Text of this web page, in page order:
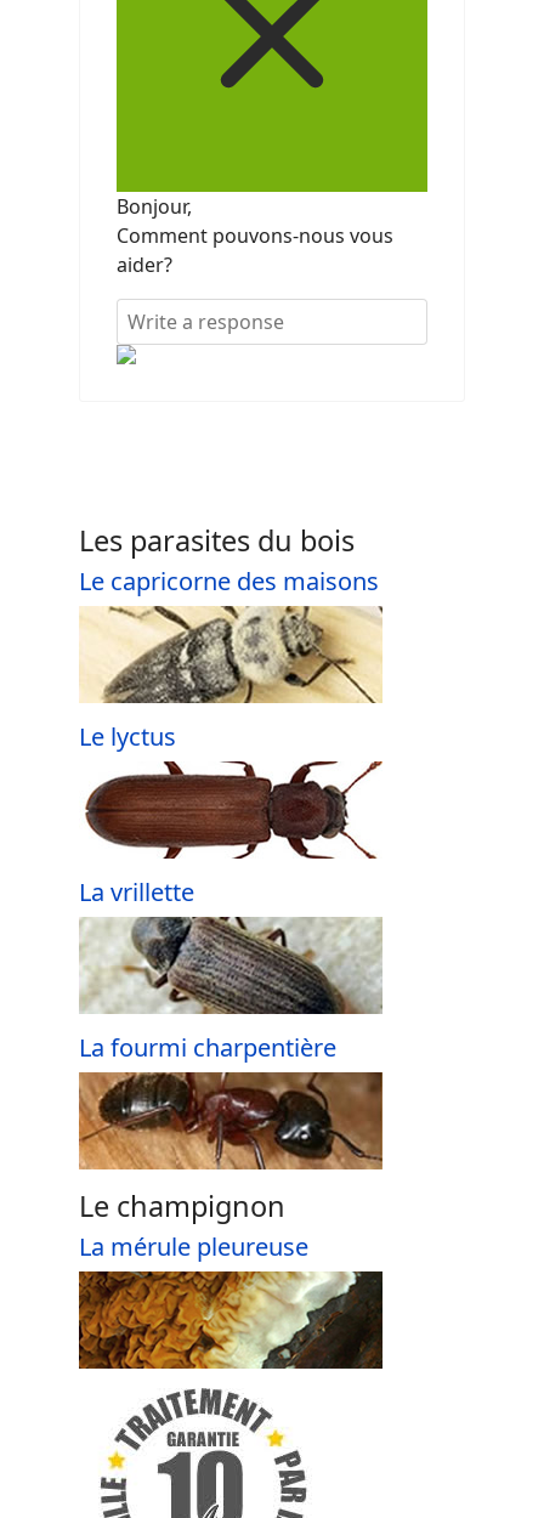
Bonjour,
Comment pouvons-nous vous
aider?
Les parasites du bois
Le capricorne des maisons
Le lyctus
La vrillette
La fourmi charpentière
Le champignon
La mérule pleureuse